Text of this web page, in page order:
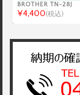
BROTHER TN-28J
¥4,400(税込)